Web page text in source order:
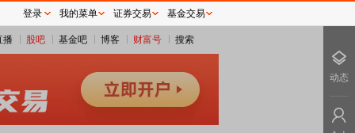
播 股吧 基金吧 博客 财富号 搜索
登录 我的菜单 证券交易 基金交易
动态